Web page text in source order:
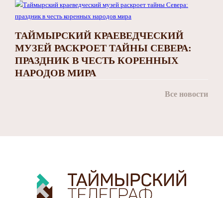
ТАЙМЫРСКИЙ КРАЕВЕДЧЕСКИЙ
МУЗЕЙ РАСКРОЕТ ТАЙНЫ СЕВЕРА:
ПРАЗДНИК В ЧЕСТЬ КОРЕННЫХ
НАРОДОВ МИРА
Все новости